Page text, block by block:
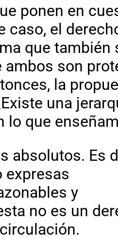
ponen en
caso, el
que también
ambos son
la
una
lo que
absolutos. Es
expresas
y
no es un